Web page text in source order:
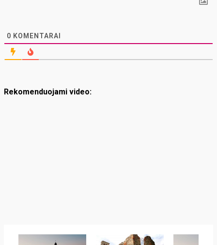
0 KOMENTARAI
Rekomenduojami video: